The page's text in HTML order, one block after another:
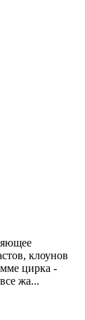
клоунов
цирка -
жа...